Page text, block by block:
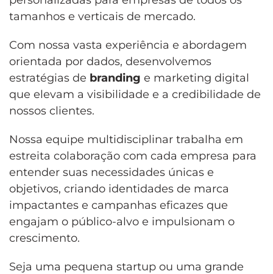
tamanhos e verticais de mercado.
Com nossa vasta experiência e abordagem
orientada por dados, desenvolvemos
estratégias de branding e marketing digital
que elevam a visibilidade e a credibilidade de
nossos clientes.
Nossa equipe multidisciplinar trabalha em
estreita colaboração com cada empresa para
entender suas necessidades únicas e
objetivos, criando identidades de marca
impactantes e campanhas eficazes que
engajam o público-alvo e impulsionam o
crescimento.
Seja uma pequena startup ou uma grande